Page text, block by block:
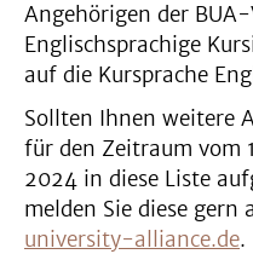
Angehörigen der
Englischsprachige
auf die Kursprache
Sollten Ihnen weitere
für den Zeitraum vom
2024 in diese Liste
melden Sie diese gern
university-alliance.de.